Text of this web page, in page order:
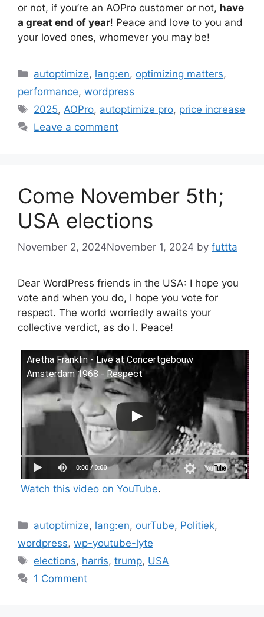
or not, if you’re an AOPro customer or not, have
a great end of year! Peace and love to you and
your loved ones, whomever you may be!
Categories
autoptimize, lang:en, optimizing matters,
performance, wordpress
Tags
2025,AOPro, autoptimize pro, price increase
Leave a comment
Come November 5th;
USA elections
November 2, 2024November 1, 2024 by futtta
Dear WordPress friends in the USA: I hope you
vote and when you do, I hope you vote for
respect. The world worriedly awaits your
collective verdict, as do I. Peace!
Aretha Franklin - Live at Concertgebouw
Amsterdam 1968 - Respect
Watch this video on YouTube.
Categories
autoptimize, lang:en, ourTube, Politiek,
wordpress, wp-youtube-lyte
Tags
elections, harris,trump, USA
1 Comment